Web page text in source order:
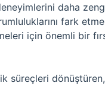
daha
fark
için önemli bir
süreçleri